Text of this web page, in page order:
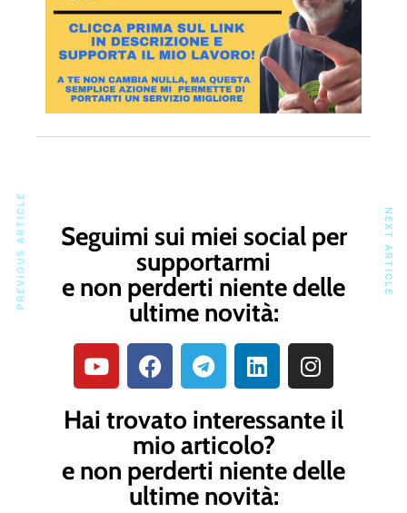
Seguimi sui miei social per
supportarmi
e non perderti niente delle
ultime novità:
Hai trovato interessante il
mio articolo?
e non perderti niente delle
ultime novità:
PREVIOUS ARTICLE NEXT ARTICLE